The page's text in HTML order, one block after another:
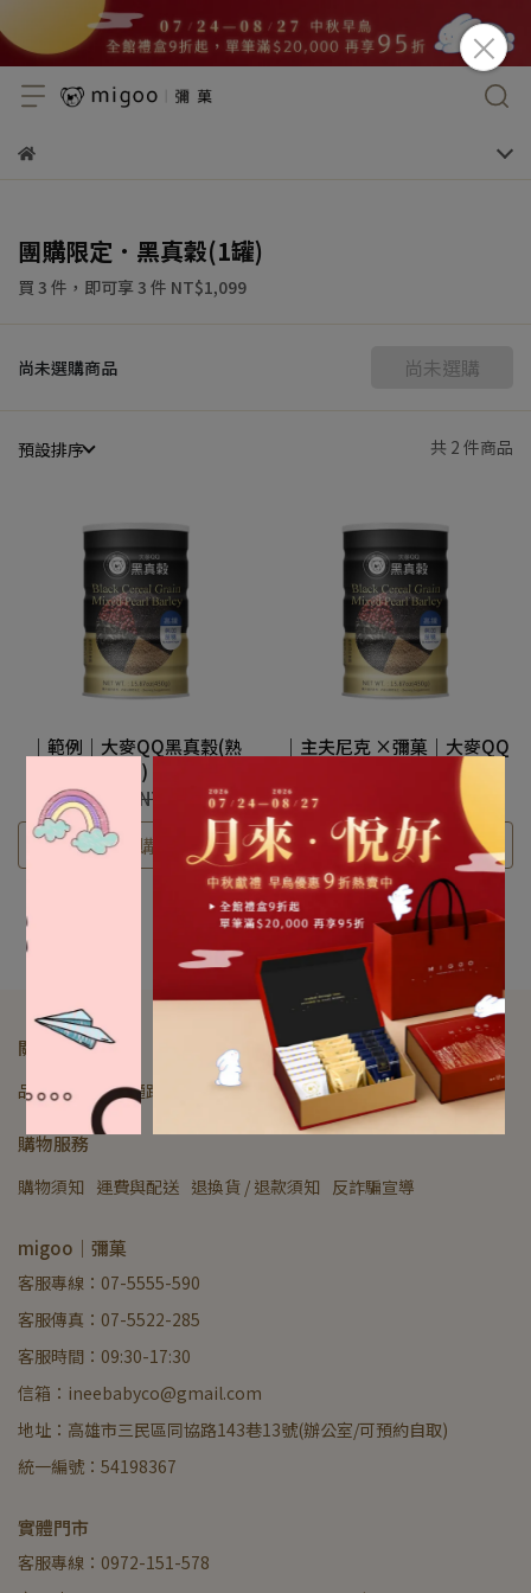
團購限定．黑真穀(1罐)
買 3 件， 即可享 3 件 NT$1,099
尚未選購商品 尚未選購
預設排序 共 2 件商品
｜範例｜大麥QQ黑真穀(熟
粉)
NT$380
NT$395
選購
｜主夫尼克 ×彌菓｜大麥QQ
NT$395
選購
關於我們
品牌理念 銷售通路 服務條款 隱私政策
購物服務
購物須知 運費與配送 退換貨 / 退款須知 反詐騙宣導
migoo｜彌菓
客服專線：07-5555-590
客服傳真：07-5522-285
客服時間：09:30-17:30
信箱：ineebabyco@gmail.com
地址：高雄市三民區同協路143巷13號(辦公室/可預約自取)
統一編號：54198367
實體門市
客服專線：0972-151-578